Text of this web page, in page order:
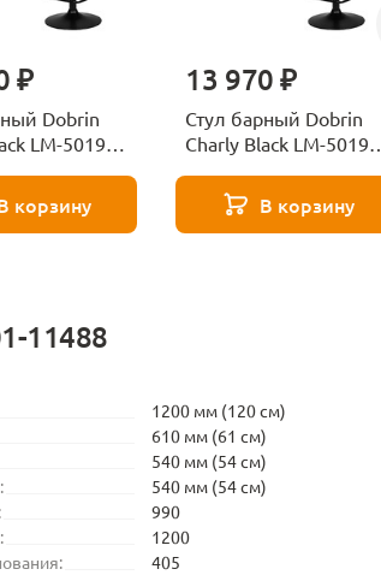
₽
Dobrin
LM-5019-
корзину
13 970 ₽
Стул барный Dobrin
Charly Black LM-5019-
12987
В корзину
11488
1200 мм (120 см)
610 мм (61 см)
540 мм (54 см)
540 мм (54 см)
990
1200
405